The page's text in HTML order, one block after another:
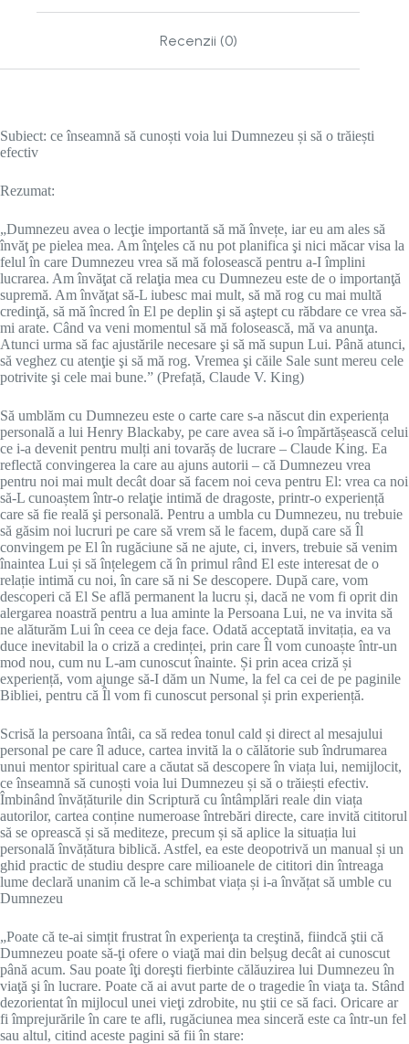
Recenzii (0)
Subiect: ce înseamnă să cunoști voia lui Dumnezeu și să o trăiești
efectiv
Rezumat:
„Dumnezeu avea o lecţie importantă să mă învețe, iar eu am ales să
învăţ pe pielea mea. Am înţeles că nu pot planifica şi nici măcar visa la
felul în care Dumnezeu vrea să mă folosească pentru a-I împlini
lucrarea. Am învăţat că relaţia mea cu Dumnezeu este de o importanţă
supremă. Am învăţat să-L iubesc mai mult, să mă rog cu mai multă
credinţă, să mă încred în El pe deplin şi să aştept cu răbdare ce vrea să-
mi arate. Când va veni momentul să mă folosească, mă va anunţa.
Atunci urma să fac ajustările necesare şi să mă supun Lui. Până atunci,
să veghez cu atenţie şi să mă rog. Vremea şi căile Sale sunt mereu cele
potrivite şi cele mai bune.” (Prefață, Claude V. King)
Să umblăm cu Dumnezeu este o carte care s-a născut din experiența
personală a lui Henry Blackaby, pe care avea să i-o împărtășească celui
ce i-a devenit pentru mulți ani tovarăș de lucrare – Claude King. Ea
reflectă convingerea la care au ajuns autorii – că Dumnezeu vrea
pentru noi mai mult decât doar să facem noi ceva pentru El: vrea ca noi
să-L cunoaștem într-o relaţie intimă de dragoste, printr-o experiență
care să fie reală şi personală. Pentru a umbla cu Dumnezeu, nu trebuie
să găsim noi lucruri pe care să vrem să le facem, după care să Îl
convingem pe El în rugăciune să ne ajute, ci, invers, trebuie să venim
înaintea Lui și să înțelegem că în primul rând El este interesat de o
relație intimă cu noi, în care să ni Se descopere. După care, vom
descoperi că El Se află permanent la lucru și, dacă ne vom fi oprit din
alergarea noastră pentru a lua aminte la Persoana Lui, ne va invita să
ne alăturăm Lui în ceea ce deja face. Odată acceptată invitația, ea va
duce inevitabil la o criză a credinței, prin care Îl vom cunoaște într-un
mod nou, cum nu L-am cunoscut înainte. Și prin acea criză și
experiență, vom ajunge să-I dăm un Nume, la fel ca cei de pe paginile
Bibliei, pentru că Îl vom fi cunoscut personal și prin experiență.
Scrisă la persoana întâi, ca să redea tonul cald și direct al mesajului
personal pe care îl aduce, cartea invită la o călătorie sub îndrumarea
unui mentor spiritual care a căutat să descopere în viața lui, nemijlocit,
ce înseamnă să cunoști voia lui Dumnezeu și să o trăiești efectiv.
Îmbinând învățăturile din Scriptură cu întâmplări reale din viața
autorilor, cartea conține numeroase întrebări directe, care invită cititorul
să se oprească și să mediteze, precum și să aplice la situația lui
personală învățătura biblică. Astfel, ea este deopotrivă un manual și un
ghid practic de studiu despre care milioanele de cititori din întreaga
lume declară unanim că le-a schimbat viața și i-a învățat să umble cu
Dumnezeu
„Poate că te-ai simțit frustrat în experienţa ta creştină, fiindcă ştii că
Dumnezeu poate să-ţi ofere o viaţă mai din belșug decât ai cunoscut
până acum. Sau poate îţi doreşti fierbinte călăuzirea lui Dumnezeu în
viaţă şi în lucrare. Poate că ai avut parte de o tragedie în viaţa ta. Stând
dezorientat în mijlocul unei vieţi zdrobite, nu ştii ce să faci. Oricare ar
fi împrejurările în care te afli, rugăciunea mea sinceră este ca într-un fel
sau altul, citind aceste pagini să fii în stare: